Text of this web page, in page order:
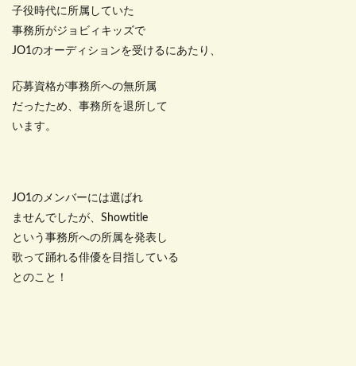
子役時代に所属していた
事務所がジョビィキッズで
JO1のオーディションを受けるにあたり、
応募資格が事務所への無所属
だったため、事務所を退所して
います。
JO1のメンバーには選ばれ
ませんでしたが、Showtitle
という事務所への所属を発表し
歌って踊れる俳優を目指している
とのこと！